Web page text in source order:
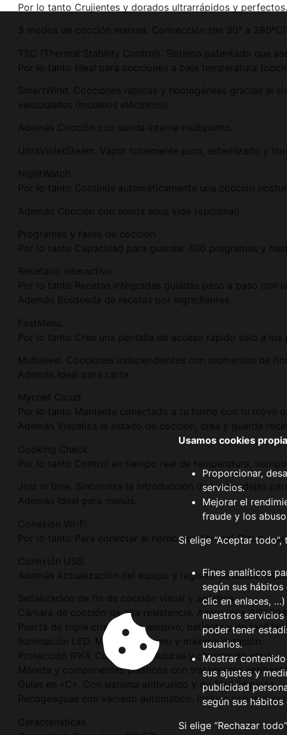
Por lo tanto Crujientes y dorados ultrarrápidos y perfectos.
3 modos de cocción manual. Convección (de 30º a
TSC (Thermal Stability Control). Sistema patentado que
Por lo tanto Ideal para cocciones a baja temperatura
SmartWind. Cocciones rápidas y homogéneas gracias al
velocidades (modelos eléctricos).
Además Cocción con sonda interna multipunto.
UltraVioletSteam. Vapor totalmente puro, esterilizado y
NightWatch.
Por lo tanto Continúa automáticamente una cocción
Además Cocción con sonda sous vide (opcional).
Programas y fases de cocción.
Por lo tanto Capacidad para guardar 400 programas y
Recetario interactivo.
Por lo tanto Recetas integradas guiadas paso a paso con
Además Búsqueda de recetas por ingredientes.
FastMenu.
Por lo tanto Crea una pantalla de acceso rápido solo a
Multilevel. Cocciones independientes con momentos de
Además ideal para carta.
Mychef Cloud.
Por lo tanto Mantente conectado a tu horno con tu móvil o
Además Visualiza el estado de cocción, crea y guarda
Cooking Check.
Por lo tanto Control en tiempo real de temperatura,
Just in time. Sincroniza la introducción de las bandejas
Además Ideal para menús.
Conexión Wi-Fi.
Por lo tanto Para conectar el horno con Mychef Cloud y
Conexión USB.
Además Actualización del equipo y registro de datos
Señalización de fin de cocción visual y acústica.
Cámara de cocción de alta resistencia. Acero inox AISI
Puerta de triple cristal. Bajo emisivo, batiente y de fácil
Iluminación LED. Mínimo consumo y máxima duración.
Protección IPX4. Contra salpicaduras y chorros de agua.
Maneta y componentes plásticos con tratamiento
Guías en «C». Con sistema antivuelco y de fácil limpieza.
Recogeaguas con vaciado automático. Incluso con la
Características.
Usamos cookies
Proporcionar,
servicios.
Mejorar el
fraude y los
Si elige “Aceptar
Fines analíticos
según sus
clic en enlaces,
nuestros
poder tener
usuarios.
Mostrar
sus ajustes y
publicidad
según sus
Si elige “Rechazar